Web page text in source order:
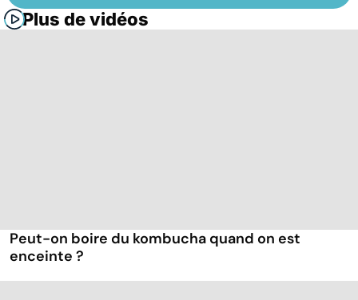
Plus de vidéos
Peut-on boire du kombucha quand on est
enceinte ?